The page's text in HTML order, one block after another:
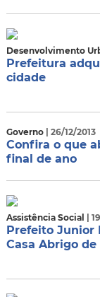
Desenvolvimento
Prefeitura
cidade
Governo | 26/12/2013
Confira o que
final de ano
Assistência Social |
Prefeito Junior
Casa Abrigo